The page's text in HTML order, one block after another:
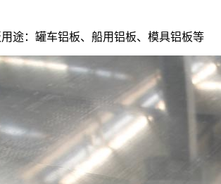
：罐车铝板、船用铝板、模具铝板等